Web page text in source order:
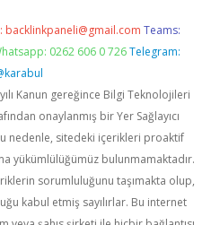
backlinkpaneli@gmail.com Teams:
0262 606 0 726 Telegram:
Kanun gereğince Bilgi Teknolojileri
onaylanmış bir Yer Sağlayıcı
nedenle, sitedeki içerikleri proaktif
yükümlülüğümüz bulunmamaktadır.
sorumluluğunu taşımakta olup,
kabul etmiş sayılırlar. Bu internet